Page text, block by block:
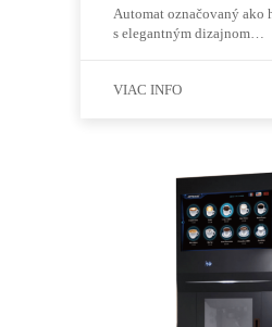
Automat označovaný ako
s elegantným dizajnom…
VIAC INFO